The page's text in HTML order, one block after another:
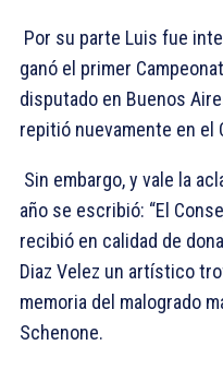
Por su parte Luis fue
ganó el primer
disputado en Buenos
repitió nuevamente en el
Sin embargo, y vale la
año se escribió: “El
recibió en calidad de
Diaz Velez un artístico
memoria del malogrado
Schenone.